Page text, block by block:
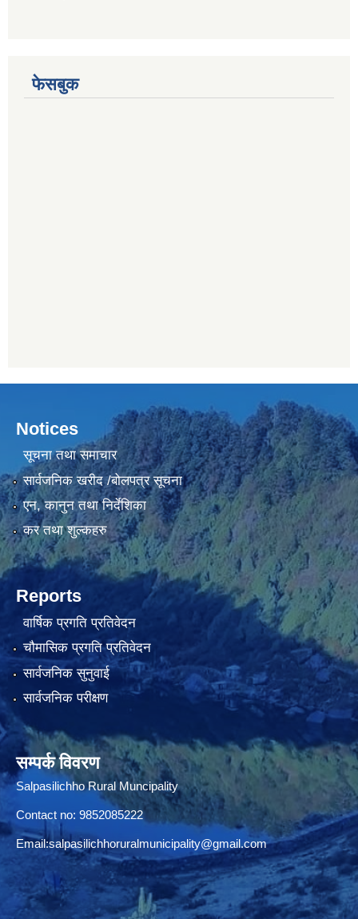
फेसबुक
Notices
सूचना तथा समाचार
सार्वजनिक खरीद /बोलपत्र सूचना
एन, कानुन तथा निर्देशिका
कर तथा शुल्कहरु
Reports
वार्षिक प्रगति प्रतिवेदन
चौमासिक प्रगति प्रतिवेदन
सार्वजनिक सुनुवाई
सार्वजनिक परीक्षण
सम्पर्क विवरण
Salpasilichho Rural Muncipality
Contact no: 9852085222
Email:salpasilichhoruralmunicipality@gmail.com